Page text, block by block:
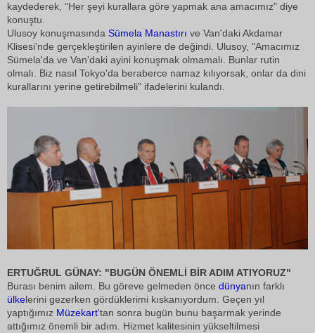
kaydederek, "Her şeyi kurallara göre yapmak ana amacımız" diye
konuştu.
Ulusoy konuşmasında Sümela Manastırı ve Van'daki Akdamar
Klisesi'nde gerçekleştirilen ayinlere de değindi. Ulusoy, "Amacımız
Sümela'da ve Van'daki ayini konuşmak olmamalı. Bunlar rutin
olmalı. Biz nasıl Tokyo'da beraberce namaz kılıyorsak, onlar da dini
kurallarını yerine getirebilmeli" ifadelerini kulandı.
ERTUĞRUL GÜNAY: "BUGÜN ÖNEMLİ BİR ADIM ATIYORUZ"
Burası benim ailem. Bu göreve gelmeden önce dünyanın farklı
ülkelerini gezerken gördüklerimi kıskanıyordum. Geçen yıl
yaptığımız Müzekart'tan sonra bugün bunu başarmak yerinde
attığımız önemli bir adım. Hizmet kalitesinin yükseltilmesi